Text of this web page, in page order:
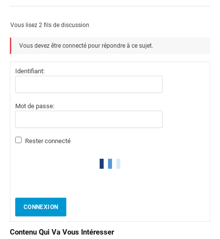
Vous lisez 2 fils de discussion
Vous devez être connecté pour répondre à ce sujet.
Identifiant:
Mot de passe:
Rester connecté
CONNEXION
Contenu Qui Va Vous Intéresser